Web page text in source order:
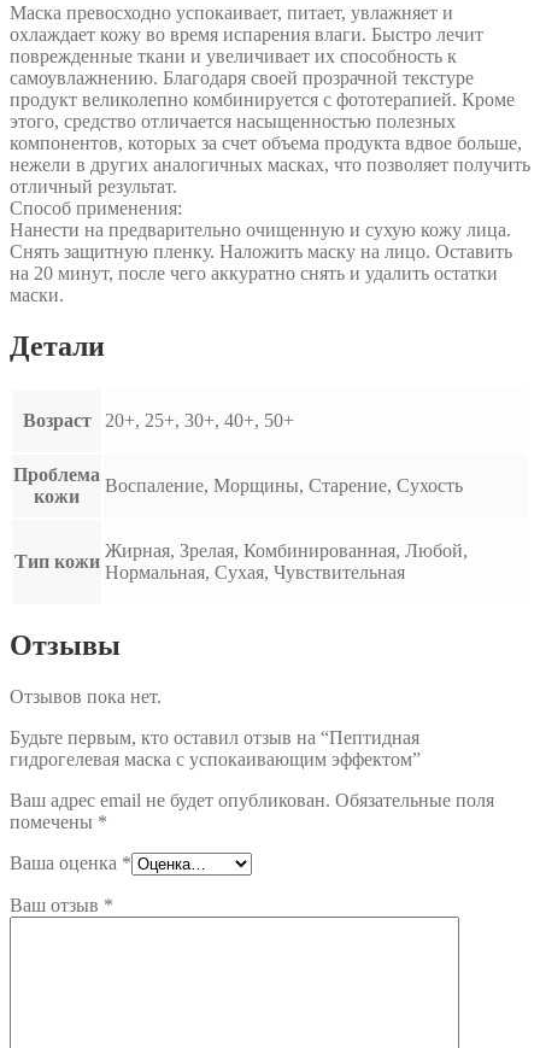
Маска превосходно успокаивает, питает, увлажняет и
охлаждает кожу во время испарения влаги. Быстро лечит
поврежденные ткани и увеличивает их способность к
самоувлажнению. Благодаря своей прозрачной текстуре
продукт великолепно комбинируется с фототерапией. Кроме
этого, средство отличается насыщенностью полезных
компонентов, которых за счет объема продукта вдвое больше,
нежели в других аналогичных масках, что позволяет получить
отличный результат.
Способ применения:
Нанести на предварительно очищенную и сухую кожу лица.
Снять защитную пленку. Наложить маску на лицо. Оставить
на 20 минут, после чего аккуратно снять и удалить остатки
маски.
Детали
Возраст 20+, 25+, 30+, 40+, 50+
Проблема
кожи
Воспаление, Морщины, Старение, Сухость
Тип кожи
Жирная, Зрелая, Комбинированная, Любой,
Нормальная, Сухая, Чувствительная
Отзывы
Отзывов пока нет.
Будьте первым, кто оставил отзыв на “Пептидная
гидрогелевая маска с успокаивающим эффектом”
Ваш адрес email не будет опубликован. Обязательные поля
помечены *
Ваша оценка *
Ваш отзыв *